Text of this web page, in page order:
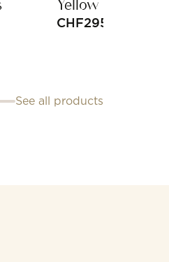
Yellow Gold
CHF295
See all products